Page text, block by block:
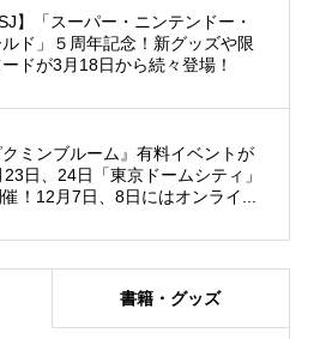
】「スーパー・ニンテンドー・
ド」５周年記念！新グッズや限
ドが3月18日から続々登場！
クミンブルーム』有料イベントが
23日、24日「東京ドームシティ」
催！12月7日、8日にはオンライ...
書籍・グッズ